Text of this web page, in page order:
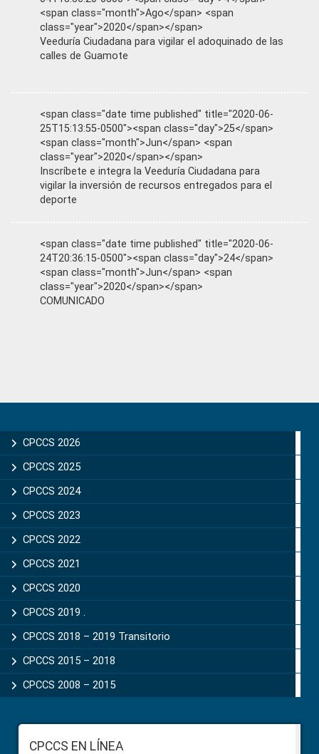
<span class="month">Ago</span> <span
class="year">2020</span></span>
Veeduría Ciudadana para vigilar el adoquinado de las
calles de Guamote
<span class="date time published" title="2020-06-
25T15:13:55-0500"><span class="day">25</span>
<span class="month">Jun</span> <span
class="year">2020</span></span>
Inscríbete e integra la Veeduría Ciudadana para
vigilar la inversión de recursos entregados para el
deporte
<span class="date time published" title="2020-06-
24T20:36:15-0500"><span class="day">24</span>
<span class="month">Jun</span> <span
class="year">2020</span></span>
COMUNICADO
Sidebar
CPCCS 2026
CPCCS 2025
CPCCS 2024
CPCCS 2023
CPCCS 2022
CPCCS 2021
CPCCS 2020
CPCCS 2019 .
CPCCS 2018 – 2019 Transitorio
CPCCS 2015 – 2018
CPCCS 2008 – 2015
FooterCPCCS EN LÍNEA